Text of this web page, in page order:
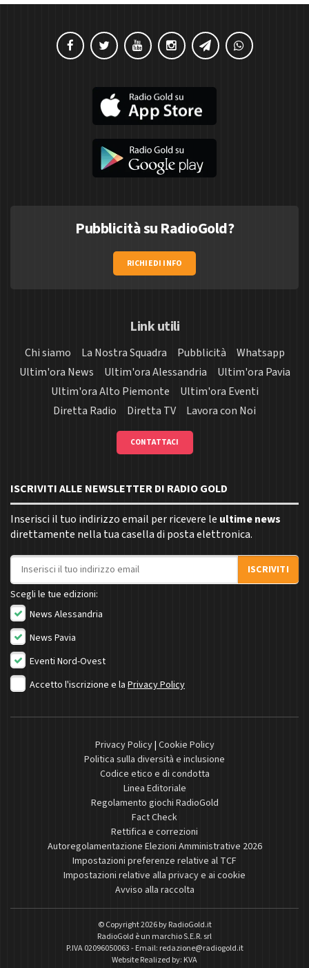
Pubblicità su RadioGold?
RICHIEDI INFO
Link utili
Chi siamo La Nostra Squadra Pubblicità
Whatsapp
Ultim'ora News
Ultim'ora Alessandria
Ultim'ora Pavia
Ultim'ora Alto Piemonte
Ultim'ora Eventi
Diretta Radio
Diretta TV Lavora con Noi
CONTATTACI
ISCRIVITI ALLE NEWSLETTER DI RADIO GOLD
Inserisci il tuo indirizzo email per ricevere le ultime news
direttamente nella tua casella di posta elettronica.
Indirizzo email
ISCRIVITI
Scegli le tue edizioni:
News Alessandria
News Pavia
Eventi Nord-Ovest
Accetto l'iscrizione e la Privacy Policy
Privacy Policy| Cookie Policy
Politica sulla diversità e inclusione
Codice etico e di condotta
Linea Editoriale
Regolamento giochi RadioGold
Fact Check
Rettifica e correzioni
Autoregolamentazione Elezioni Amministrative 2026
Impostazioni preferenze relative al TCF
Impostazioni relative alla privacy e ai cookie
Avviso alla raccolta
© Copyright 2026 byRadioGold.it
RadioGold è un marchio S.E.R. srl
P.IVA 02096050063 - Email: redazione@radiogold.it
Website Realized by: KVA